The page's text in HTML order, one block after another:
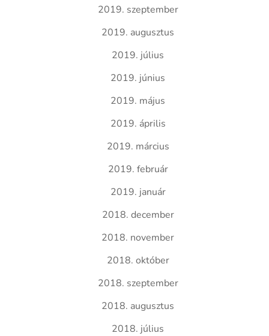
2019. szeptember
2019. augusztus
2019. július
2019. június
2019. május
2019. április
2019. március
2019. február
2019. január
2018. december
2018. november
2018. október
2018. szeptember
2018. augusztus
2018. július